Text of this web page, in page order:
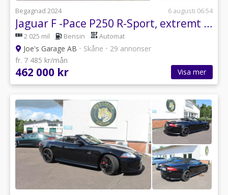
Begagnad 2024 6 augusti 06:54
Jaguar F -Pace P250 R-Sport, extremt välutrustad
2 025 mil Bensin Automat
Joe's Garage AB • Skåne • 29 annonser
fr. 7 485 kr/mån
462 000 kr Visa mer